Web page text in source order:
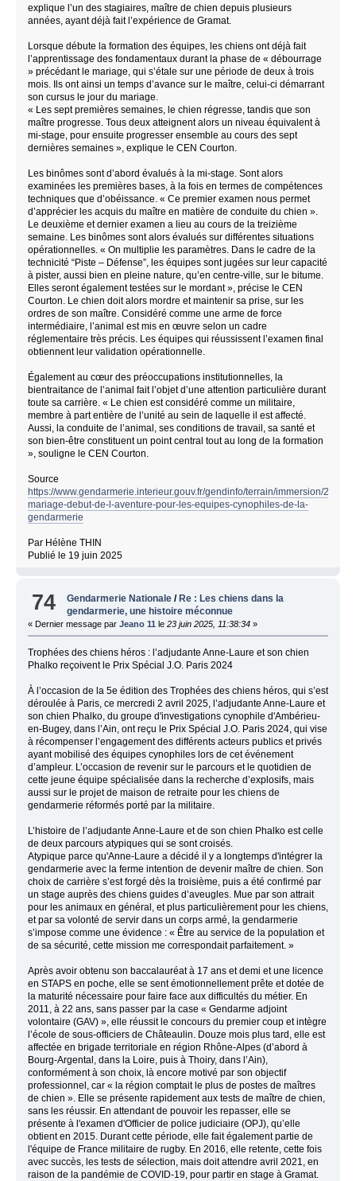
explique l’un des stagiaires, maître de chien depuis plusieurs
années, ayant déjà fait l’expérience de Gramat.
Lorsque débute la formation des équipes, les chiens ont déjà fait
l’apprentissage des fondamentaux durant la phase de « débourrage
» précédant le mariage, qui s’étale sur une période de deux à trois
mois. Ils ont ainsi un temps d’avance sur le maître, celui-ci démarrant
son cursus le jour du mariage.
« Les sept premières semaines, le chien régresse, tandis que son
maître progresse. Tous deux atteignent alors un niveau équivalent à
mi-stage, pour ensuite progresser ensemble au cours des sept
dernières semaines », explique le CEN Courton.
Les binômes sont d’abord évalués à la mi-stage. Sont alors
examinées les premières bases, à la fois en termes de compétences
techniques que d’obéissance. « Ce premier examen nous permet
d’apprécier les acquis du maître en matière de conduite du chien ».
Le deuxième et dernier examen a lieu au cours de la treizième
semaine. Les binômes sont alors évalués sur différentes situations
opérationnelles. « On multiplie les paramètres. Dans le cadre de la
technicité “Piste – Défense”, les équipes sont jugées sur leur capacité
à pister, aussi bien en pleine nature, qu’en centre-ville, sur le bitume.
Elles seront également testées sur le mordant », précise le CEN
Courton. Le chien doit alors mordre et maintenir sa prise, sur les
ordres de son maître. Considéré comme une arme de force
intermédiaire, l’animal est mis en œuvre selon un cadre
réglementaire très précis. Les équipes qui réussissent l’examen final
obtiennent leur validation opérationnelle.
Également au cœur des préoccupations institutionnelles, la
bientraitance de l’animal fait l’objet d’une attention particulière durant
toute sa carrière. « Le chien est considéré comme un militaire,
membre à part entière de l’unité au sein de laquelle il est affecté.
Aussi, la conduite de l’animal, ses conditions de travail, sa santé et
son bien-être constituent un point central tout au long de la formation
», souligne le CEN Courton.
Source
https://www.gendarmerie.interieur.gouv.fr/gendinfo/terrain/immersion/2025/
mariage-debut-de-l-aventure-pour-les-equipes-cynophiles-de-la-
gendarmerie
Par Hélène THIN
Publié le 19 juin 2025
74 Gendarmerie Nationale /Re : Les chiens dans la
gendarmerie, une histoire méconnue
« Dernier message par Jeano 11 le23 juin 2025, 11:38:34»
Trophées des chiens héros : l’adjudante Anne-Laure et son chien
Phalko reçoivent le Prix Spécial J.O. Paris 2024
À l’occasion de la 5e édition des Trophées des chiens héros, qui s’est
déroulée à Paris, ce mercredi 2 avril 2025, l’adjudante Anne-Laure et
son chien Phalko, du groupe d'investigations cynophile d'Ambérieu-
en-Bugey, dans l’Ain, ont reçu le Prix Spécial J.O. Paris 2024, qui vise
à récompenser l’engagement des différents acteurs publics et privés
ayant mobilisé des équipes cynophiles lors de cet événement
d’ampleur. L’occasion de revenir sur le parcours et le quotidien de
cette jeune équipe spécialisée dans la recherche d’explosifs, mais
aussi sur le projet de maison de retraite pour les chiens de
gendarmerie réformés porté par la militaire.
L’histoire de l’adjudante Anne-Laure et de son chien Phalko est celle
de deux parcours atypiques qui se sont croisés.
Atypique parce qu'Anne-Laure a décidé il y a longtemps d'intégrer la
gendarmerie avec la ferme intention de devenir maître de chien. Son
choix de carrière s’est forgé dès la troisième, puis a été confirmé par
un stage auprès des chiens guides d’aveugles. Mue par son attrait
pour les animaux en général, et plus particulièrement pour les chiens,
et par sa volonté de servir dans un corps armé, la gendarmerie
s’impose comme une évidence : « Être au service de la population et
de sa sécurité, cette mission me correspondait parfaitement. »
Après avoir obtenu son baccalauréat à 17 ans et demi et une licence
en STAPS en poche, elle se sent émotionnellement prête et dotée de
la maturité nécessaire pour faire face aux difficultés du métier. En
2011, à 22 ans, sans passer par la case « Gendarme adjoint
volontaire (GAV) », elle réussit le concours du premier coup et intègre
l’école de sous-officiers de Châteaulin. Douze mois plus tard, elle est
affectée en brigade territoriale en région Rhône-Alpes (d’abord à
Bourg-Argental, dans la Loire, puis à Thoiry, dans l’Ain),
conformément à son choix, là encore motivé par son objectif
professionnel, car « la région comptait le plus de postes de maîtres
de chien ». Elle se présente rapidement aux tests de maître de chien,
sans les réussir. En attendant de pouvoir les repasser, elle se
présente à l'examen d'Officier de police judiciaire (OPJ), qu’elle
obtient en 2015. Durant cette période, elle fait également partie de
l'équipe de France militaire de rugby. En 2016, elle retente, cette fois
avec succès, les tests de sélection, mais doit attendre avril 2021, en
raison de la pandémie de COVID-19, pour partir en stage à Gramat.